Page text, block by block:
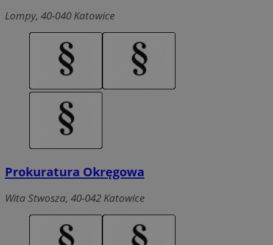
Lompy, 40-040 Katowice
Prokuratura Okręgowa
Wita Stwosza, 40-042 Katowice